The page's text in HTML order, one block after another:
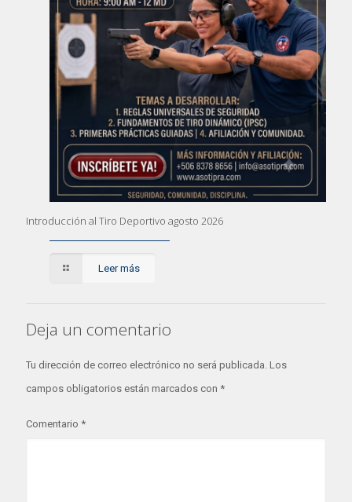
Introducción al Tiro Deportivo agosto 2026
Leer más
Deja un comentario
Tu dirección de correo electrónico no será publicada. Los
campos obligatorios están marcados con *
Comentario *